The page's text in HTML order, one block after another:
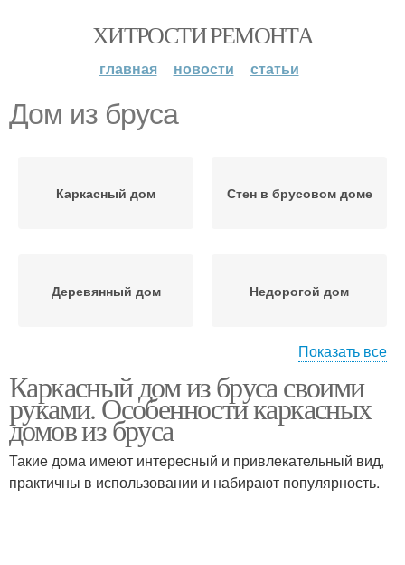
ХИТРОСТИ РЕМОНТА
главная новости статьи
Дом из бруса
Каркасный дом Стен в брусовом доме
Деревянный дом Недорогой дом
Дом из камня Дом из бревна
Комбинированный дом Дом из газобетона
Показать все
Каркасный дом из бруса своими
руками. Особенности каркасных
домов из бруса
Такие дома имеют интересный и привлекательный вид,
практичны в использовании и набирают популярность.